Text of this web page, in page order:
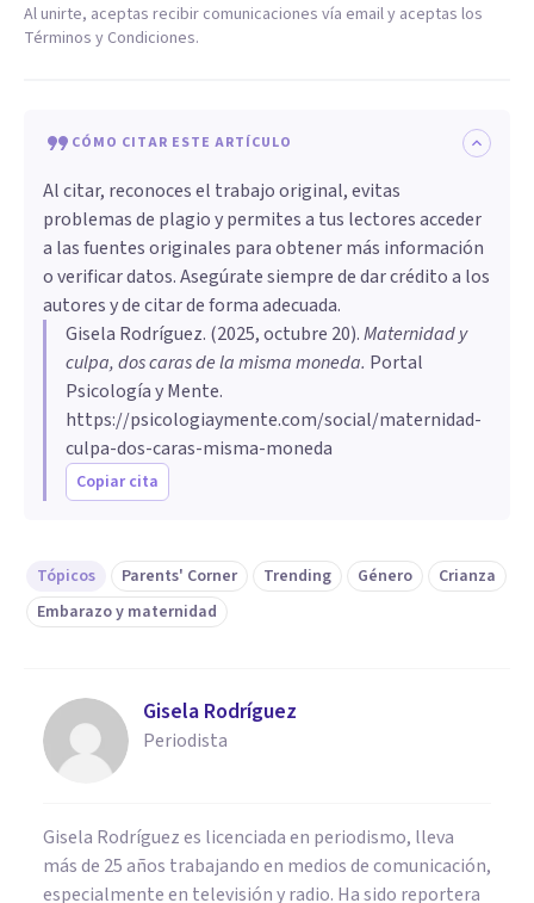
Al unirte, aceptas recibir comunicaciones vía email y aceptas los
Términos y Condiciones.
CÓMO CITAR ESTE ARTÍCULO
Al citar, reconoces el trabajo original, evitas
problemas de plagio y permites a tus lectores acceder
a las fuentes originales para obtener más información
o verificar datos. Asegúrate siempre de dar crédito a los
autores y de citar de forma adecuada.
Gisela Rodríguez. (2025, octubre 20).Maternidad y
culpa, dos caras de la misma moneda. Portal
Psicología y Mente.
https://psicologiaymente.com/social/maternidad-
culpa-dos-caras-misma-moneda
Copiar cita
Tópicos Parents' Corner Trending Género
Crianza
Embarazo y maternidad
Gisela Rodríguez
Periodista
Gisela Rodríguez es licenciada en periodismo, lleva
más de 25 años trabajando en medios de comunicación,
especialmente en televisión y radio. Ha sido reportera